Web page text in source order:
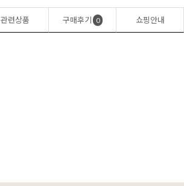
관련상품 구매후기 0 쇼핑안내